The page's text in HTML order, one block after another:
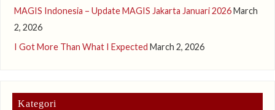
MAGIS Indonesia – Update MAGIS Jakarta Januari 2026March
2, 2026
I Got More Than What I Expected March 2, 2026
Kategori